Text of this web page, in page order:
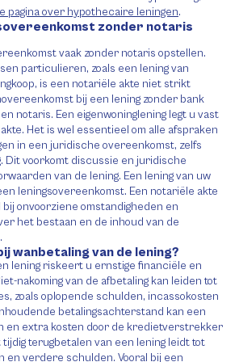
pagina over hypothecaire leningen.
zonder notaris
vaak zonder notaris opstellen.
particulieren, zoals een lening van
is een notariële akte niet strikt
bij een lening zonder bank
notaris. Een eigenwoninglening legt u vast
Het is wel essentieel om alle afspraken
in een juridische overeenkomst, zelfs
Dit voorkomt discussie en juridische
van de lening. Een lening van uw
leningsovereenkomst. Een notariële akte
onvoorziene omstandigheden en
het bestaan en de inhoud van de
wanbetaling van de lening?
lening riskeert u ernstige financiële en
nakoming van de afbetaling kan leiden tot
zoals oplopende schulden, incassokosten
betalingsachterstand kan een
en extra kosten door de kredietverstrekker
terugbetalen van een lening leidt tot
en verdere schulden. Vooral bij een